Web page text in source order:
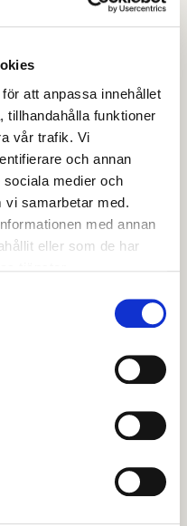
att anpassa innehållet
tillhandahålla funktioner
vår trafik. Vi
och annan
medier och
vi samarbetar med.
med annan
eller som de har
eller
intresserade
Ta kontakt
du är intresserad
vi tillsammans
så
25 juni 2020
dig?